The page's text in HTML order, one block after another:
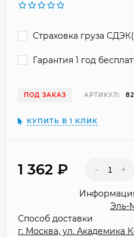
Страховка груза
Гарантия 1 год
ПОД ЗАКАЗ АРТИКУЛ:
КУПИТЬ В 1 КЛИК
1 362 - +
Эль-
Способ доставки
г. Москва, ул. Академика